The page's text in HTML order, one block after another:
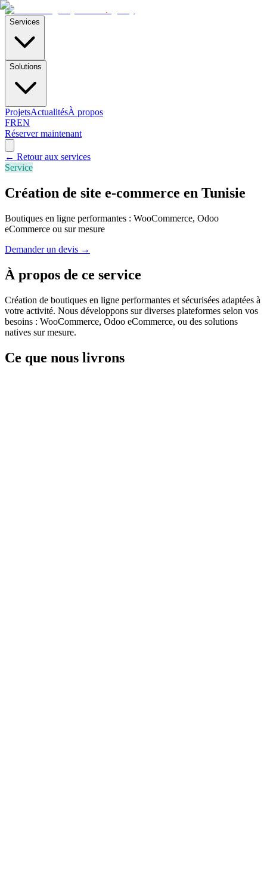
.
Services
Solutions
ProjetsActualitésÀ propos
FREN
Réserver maintenant
← Retour aux services
Service
Création de site e-commerce en Tunisie
Boutiques en ligne performantes : WooCommerce, Odoo
eCommerce ou sur mesure
Demander un devis →
À propos de ce service
Création de boutiques en ligne performantes et sécurisées adaptées à
votre activité. Nous développons sur diverses plateformes selon vos
besoins : WooCommerce, Odoo eCommerce, ou des solutions
natives sur mesure.
Ce que nous livrons